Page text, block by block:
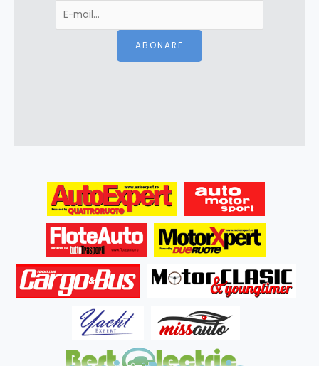
ABONARE